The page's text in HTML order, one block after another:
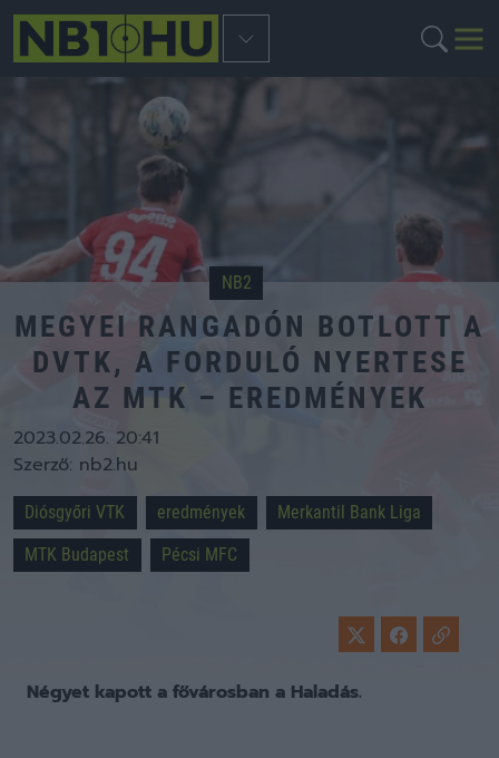
NB2
MEGYEI RANGADÓN BOTLOTT A
DVTK, A FORDULÓ NYERTESE
AZ MTK – EREDMÉNYEK
2023.02.26. 20:41
Szerző: nb2.hu
Diósgyőri VTK eredmények
Merkantil Bank Liga
MTK Budapest
Pécsi MFC
Négyet kapott a fővárosban a Haladás.